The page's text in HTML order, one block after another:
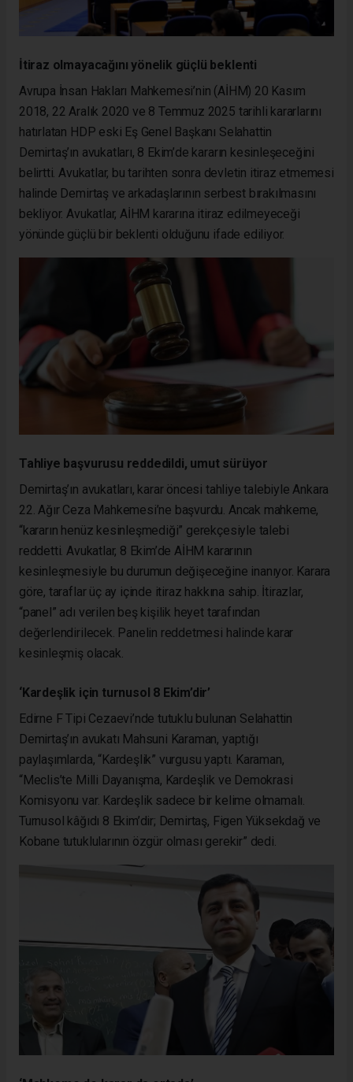
İtiraz olmayacağını yönelik güçlü beklenti
Avrupa İnsan Hakları Mahkemesi’nin (AİHM) 20 Kasım
2018, 22 Aralık 2020 ve 8 Temmuz 2025 tarihli kararlarını
hatırlatan HDP eski Eş Genel Başkanı Selahattin
Demirtaş’ın avukatları, 8 Ekim’de kararın kesinleşeceğini
belirtti. Avukatlar, bu tarihten sonra devletin itiraz etmemesi
halinde Demirtaş ve arkadaşlarının serbest bırakılmasını
bekliyor. Avukatlar, AİHM kararına itiraz edilmeyeceği
yönünde güçlü bir beklenti olduğunu ifade ediliyor.
Tahliye başvurusu reddedildi, umut sürüyor
Demirtaş’ın avukatları, karar öncesi tahliye talebiyle Ankara
22. Ağır Ceza Mahkemesi’ne başvurdu. Ancak mahkeme,
“kararın henüz kesinleşmediği” gerekçesiyle talebi
reddetti. Avukatlar, 8 Ekim’de AİHM kararının
kesinleşmesiyle bu durumun değişeceğine inanıyor. Karara
göre, taraflar üç ay içinde itiraz hakkına sahip. İtirazlar,
“panel” adı verilen beş kişilik heyet tarafından
değerlendirilecek. Panelin reddetmesi halinde karar
kesinleşmiş olacak.
‘Kardeşlik için turnusol 8 Ekim’dir’
Edirne F Tipi Cezaevi’nde tutuklu bulunan Selahattin
Demirtaş’ın avukatı Mahsuni Karaman, yaptığı
paylaşımlarda, “Kardeşlik” vurgusu yaptı. Karaman,
“Meclis’te Milli Dayanışma, Kardeşlik ve Demokrasi
Komisyonu var. Kardeşlik sadece bir kelime olmamalı.
Turnusol kâğıdı 8 Ekim’dir; Demirtaş, Figen Yüksekdağ ve
Kobane tutuklularının özgür olması gerekir” dedi.